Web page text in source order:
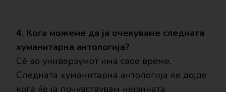
4. Кога можеме да ја очекуваме следната
хуманитарна антологија?
Сè во универзумот има свое време.
Следната хуманитарна антологија ќе дојде
кога ќе ја почувствувам нејзината